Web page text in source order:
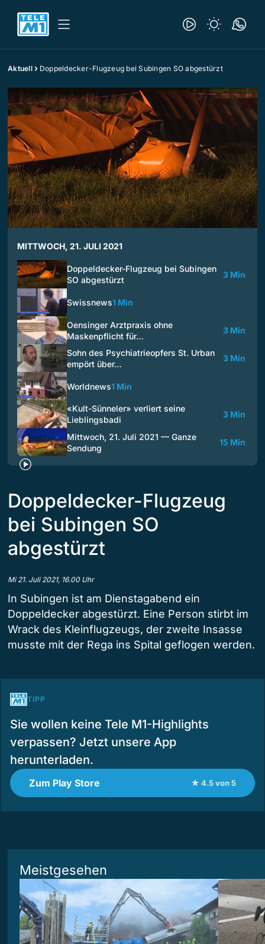
Aktuell Doppeldecker-Flugzeug bei Subingen SO abgestürzt
MITTWOCH, 21. JULI 2021
Doppeldecker-Flugzeug bei Subingen
SO abgestürzt
3 Min
Swissnews1 Min
Oensinger Arztpraxis ohne
Maskenpflicht für…
3 Min
Sohn des Psychiatrieopfers St. Urban
empört über…
3 Min
Worldnews1 Min
«Kult-Sünneler» verliert seine
Lieblingsbadi
3 Min
Mittwoch, 21. Juli 2021 — Ganze
Sendung
15 Min
Doppeldecker-Flugzeug
bei Subingen SO
abgestürzt
Mi 21. Juli 2021, 16.00 Uhr
In Subingen ist am Dienstagabend ein
Doppeldecker abgestürzt. Eine Person stirbt im
Wrack des Kleinflugzeugs, der zweite Insasse
musste mit der Rega ins Spital geflogen werden.
TIPP
Sie wollen keine Tele M1-Highlights
verpassen? Jetzt unsere App
herunterladen.
Zum Play Store ★ 4.5 von 5
Meistgesehen